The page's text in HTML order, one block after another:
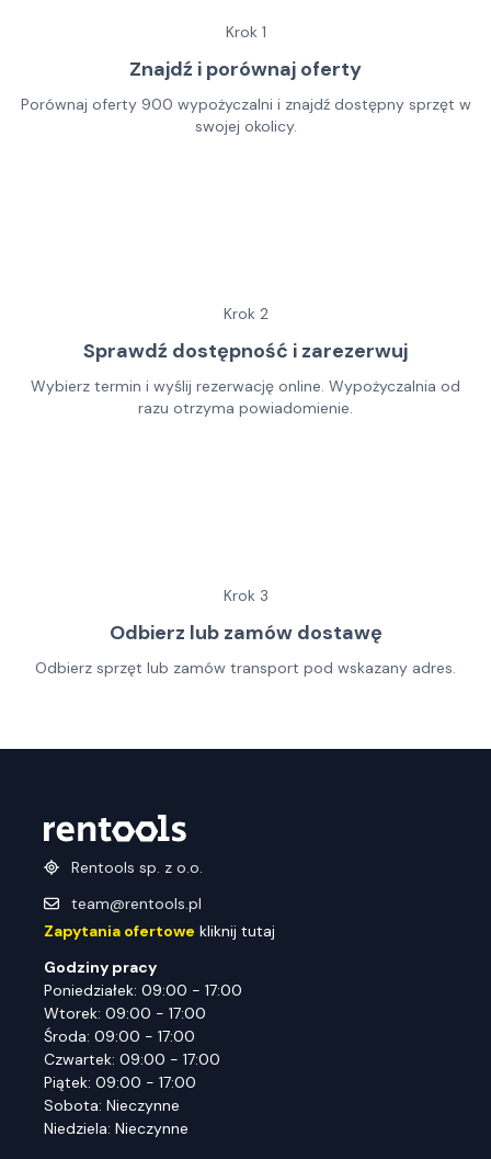
Krok 1
Znajdź i porównaj oferty
Porównaj oferty 900 wypożyczalni i znajdź dostępny sprzęt w
swojej okolicy.
Krok 2
Sprawdź dostępność i zarezerwuj
Wybierz termin i wyślij rezerwację online. Wypożyczalnia od
razu otrzyma powiadomienie.
Krok 3
Odbierz lub zamów dostawę
Odbierz sprzęt lub zamów transport pod wskazany adres.
Rentools sp. z o.o.
team@rentools.pl
Zapytania ofertowe kliknij tutaj
Godziny pracy
Poniedziałek: 09:00 - 17:00
Wtorek: 09:00 - 17:00
Środa: 09:00 - 17:00
Czwartek: 09:00 - 17:00
Piątek: 09:00 - 17:00
Sobota: Nieczynne
Niedziela: Nieczynne